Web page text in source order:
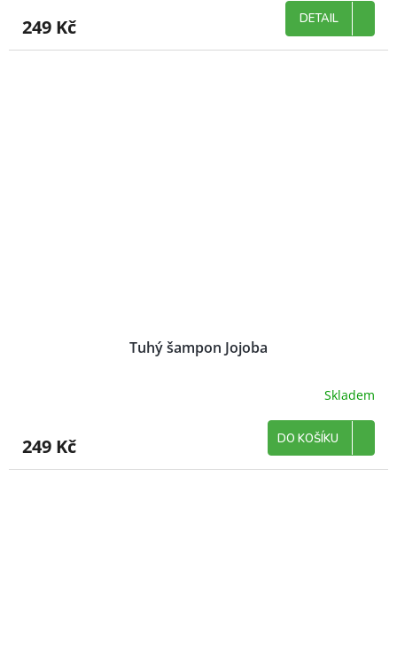
249 Kč DETAIL
Tuhý šampon Jojoba
Skladem
249 Kč DO KOŠÍKU